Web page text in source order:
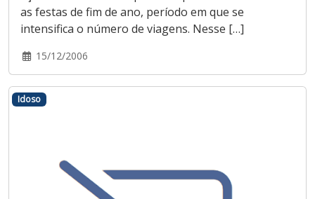
as festas de fim de ano, período em que se
intensifica o número de viagens. Nesse […]
15/12/2006
Idoso